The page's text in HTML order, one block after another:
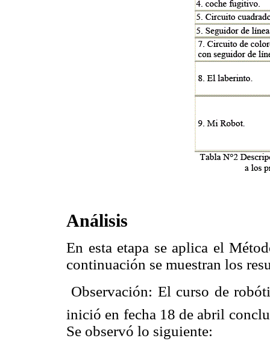
Análisis
En esta etapa se aplica el
continuación se muestran los
 Observación: El curso de
inició en fecha 18 de abril
Se observó lo siguiente: